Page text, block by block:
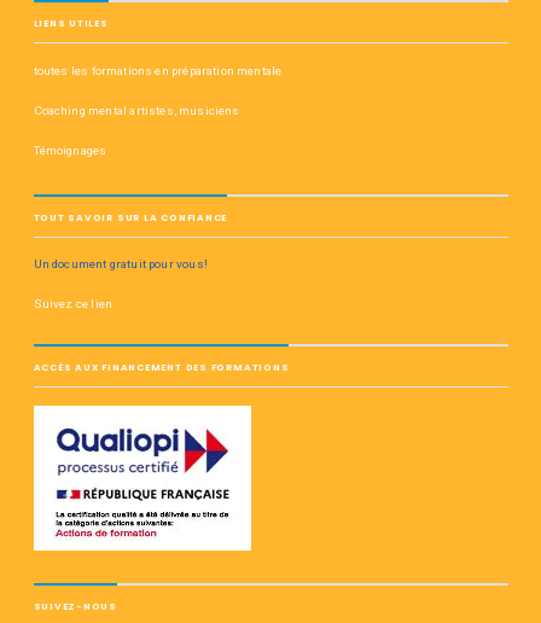
LIENS UTILES
toutes les formations en préparation mentale
Coaching mental artistes, musiciens
Témoignages
TOUT SAVOIR SUR LA CONFIANCE
Un document gratuit pour vous!
Suivez ce lien
ACCÈS AUX FINANCEMENT DES FORMATIONS
SUIVEZ-NOUS